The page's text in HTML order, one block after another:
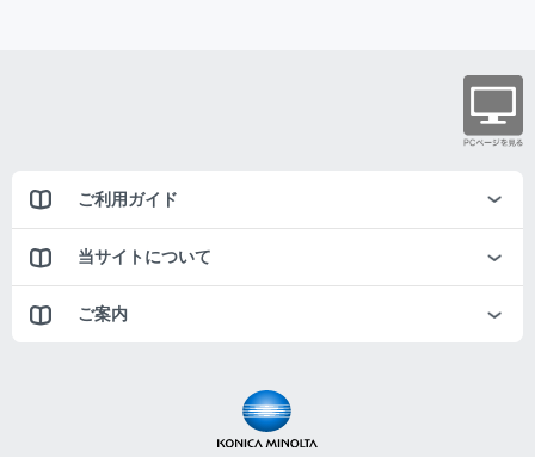
ご利用ガイド
当サイトについて
ご案内